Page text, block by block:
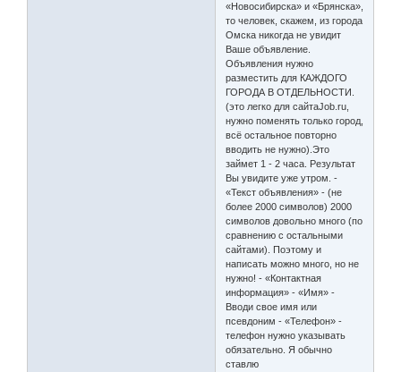
«Новосибирска» и «Брянска»,
то человек, скажем, из города
Омска никогда не увидит
Ваше объявление.
Объявления нужно
разместить для КАЖДОГО
ГОРОДА В ОТДЕЛЬНОСТИ.
(это легко для сайтаJob.ru,
нужно поменять только город,
всё остальное повторно
вводить не нужно).Это
займет 1 - 2 часа. Результат
Вы увидите уже утром. -
«Текст объявления» - (не
более 2000 символов) 2000
символов довольно много (по
сравнению с остальными
сайтами). Поэтому и
написать можно много, но не
нужно! - «Контактная
информация» - «Имя» -
Вводи свое имя или
псевдоним - «Телефон» -
телефон нужно указывать
обязательно. Я обычно
ставлю